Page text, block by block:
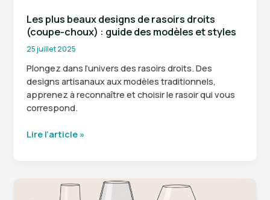
Les plus beaux designs de rasoirs droits
(coupe-choux) : guide des modèles et styles
25 juillet 2025
Plongez dans l’univers des rasoirs droits. Des
designs artisanaux aux modèles traditionnels,
apprenez à reconnaître et choisir le rasoir qui vous
correspond.
Les
Lire l’article »